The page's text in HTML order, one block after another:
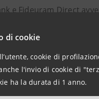
di cookie
cookie di
l'invio di cookie di
ha la durata di 1 anno.
e Fideuram Direct
Sanpaolo
programma